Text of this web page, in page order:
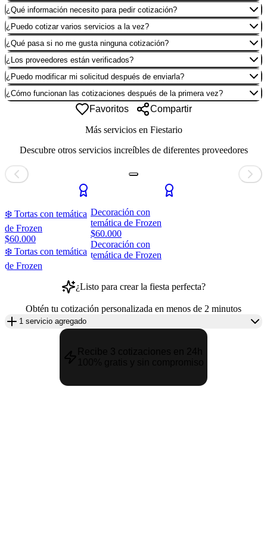
¿Qué información necesito para pedir cotización?
¿Puedo cotizar varios servicios a la vez?
¿Qué pasa si no me gusta ninguna cotización?
¿Los proveedores están verificados?
¿Puedo modificar mi solicitud después de enviarla?
¿Cómo funcionan las cotizaciones después de la primera vez?
Favoritos Compartir
Más servicios en Fiestario
Descubre otros servicios increíbles de diferentes proveedores
❄️ Tortas con temática
de Frozen
$60.000
❄️ Tortas con temática
de Frozen
Decoración con
temática de Frozen
$60.000
Decoración con
temática de Frozen
¿Listo para crear la fiesta perfecta?
Obtén tu cotización personalizada en menos de 2 minutos
1 servicio agregado